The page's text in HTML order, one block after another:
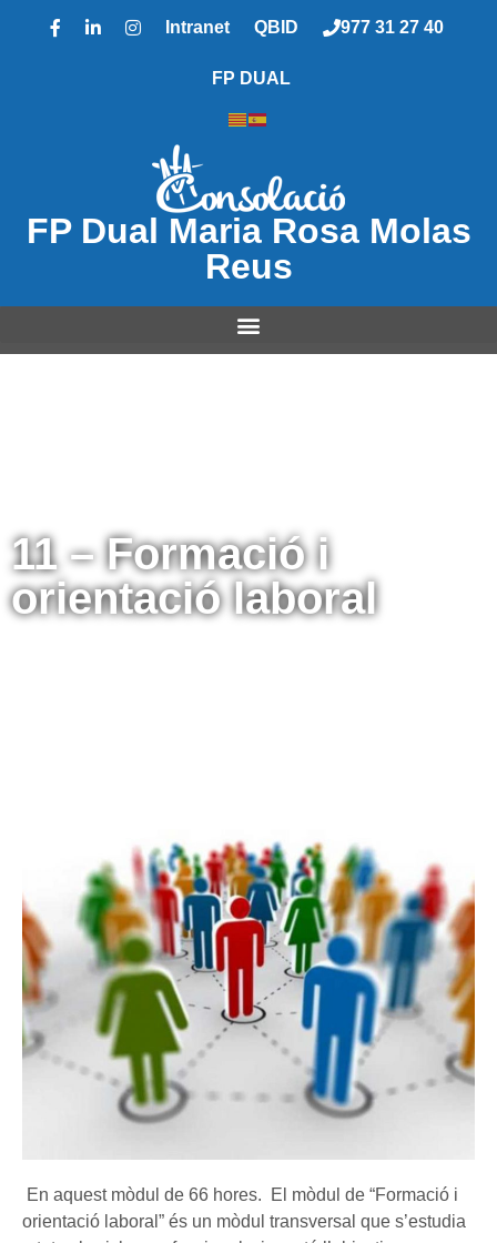
Intranet QBID 977 31 27 40
FP DUAL
FP Dual Maria Rosa Molas
Reus
11 – Formació i
orientació laboral
En aquest mòdul de 66 hores. El mòdul de “Formació i
orientació laboral” és un mòdul transversal que s’estudia